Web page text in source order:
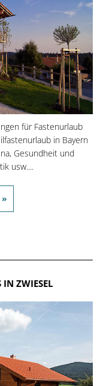
für Fastenurlaub
in Bayern
Gesundheit und
usw....
ZWIESEL